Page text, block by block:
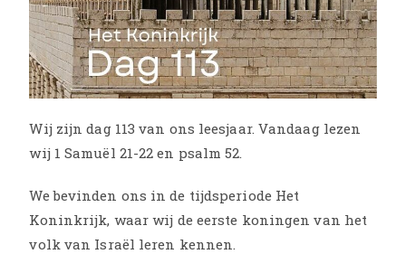
Wij zijn dag 113 van ons leesjaar. Vandaag lezen
wij 1 Samuël 21-22 en psalm 52.
We bevinden ons in de tijdsperiode Het
Koninkrijk, waar wij de eerste koningen van het
volk van Israël leren kennen.